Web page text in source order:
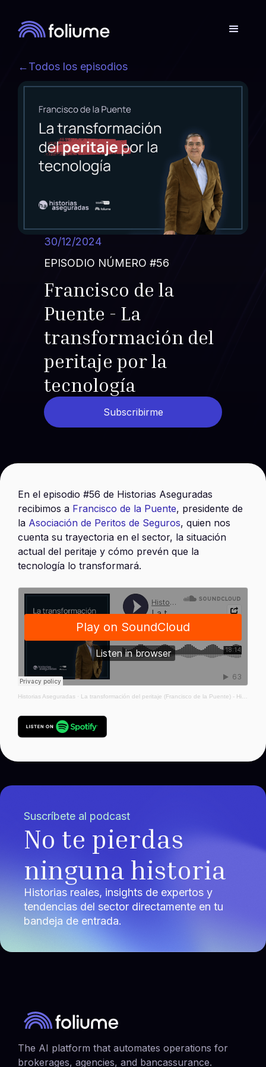
←Todos los episodios
30/12/2024
EPISODIO NÚMERO #56
Francisco de la
Puente - La
transformación del
peritaje por la
tecnología
Subscribirme
En el episodio #56 de Historias Aseguradas
recibimos a Francisco de la Puente, presidente de
la Asociación de Peritos de Seguros, quien nos
cuenta su trayectoria en el sector, la situación
actual del peritaje y cómo prevén que la
tecnología lo transformará.
Historias Aseguradas · La transformación del peritaje (Francisco de la Puente) - Historias Aseguradas #56
Suscríbete al podcast
No te pierdas
ninguna historia
Historias reales, insights de expertos y
tendencias del sector directamente en tu
bandeja de entrada.
The AI platform that automates operations for
brokerages, agencies, and bancassurance.